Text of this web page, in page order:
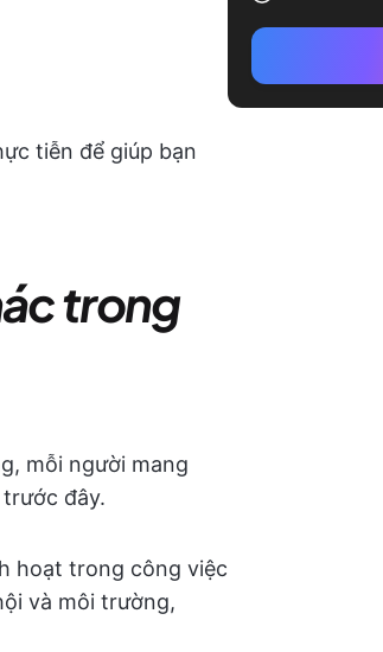
tiễn để giúp bạn
trong
mỗi người mang
đây.
hoạt trong công việc
và môi trường,